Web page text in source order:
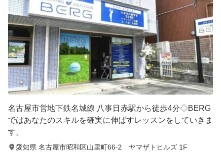
名古屋市営地下鉄名城線 八事日赤駅から徒歩4分◇BERG
ではあなたのスキルを確実に伸ばすレッスンをしていきま
す。
愛知県 名古屋市昭和区山里町66-2 ヤマザトヒルズ 1F